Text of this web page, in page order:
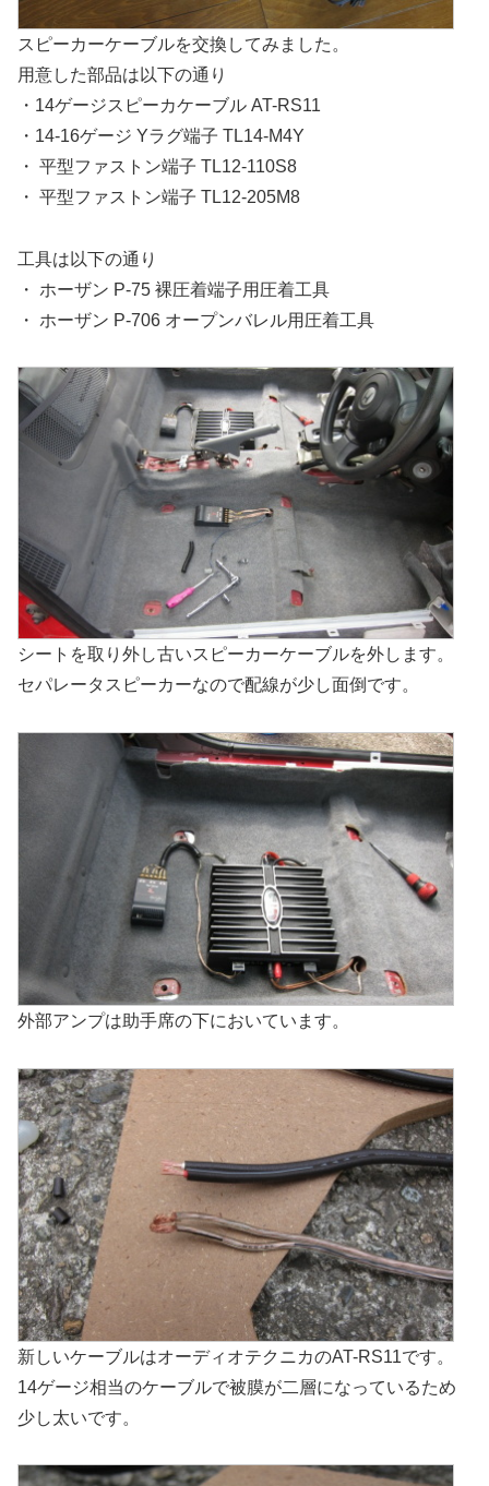
スピーカーケーブルを交換してみました。
用意した部品は以下の通り
・14ゲージスピーカケーブル AT-RS11
・14-16ゲージ Yラグ端子 TL14-M4Y
・ 平型ファストン端子 TL12-110S8
・ 平型ファストン端子 TL12-205M8
工具は以下の通り
・ ホーザン P-75 裸圧着端子用圧着工具
・ ホーザン P-706 オープンバレル用圧着工具
シートを取り外し古いスピーカーケーブルを外します。
セパレータスピーカーなので配線が少し面倒です。
外部アンプは助手席の下においています。
新しいケーブルはオーディオテクニカのAT-RS11です。
14ゲージ相当のケーブルで被膜が二層になっているため
少し太いです。